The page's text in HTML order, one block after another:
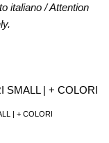
italiano / Attention
| + COLORI